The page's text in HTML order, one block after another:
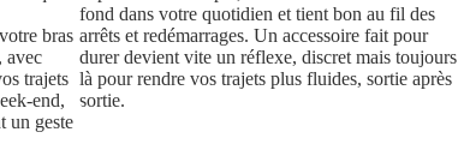
bras
avec
trajets
end,
un geste
fond dans votre quotidien et tient bon au fil des
arrêts et redémarrages. Un accessoire fait pour
durer devient vite un réflexe, discret mais toujours
là pour rendre vos trajets plus fluides, sortie après
sortie.